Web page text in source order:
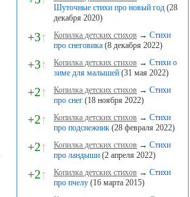
Шуточные стихи про новый год (28
декабря 2020)
+3↑ Копилка детских стихов → Стихи
про снеговика (8 декабря 2022)
+3↑ Копилка детских стихов → Стихи о
зиме для малышей (31 мая 2022)
+2↑ Копилка детских стихов → Стихи
про снег (18 ноября 2022)
+2↑ Копилка детских стихов → Стихи
про подснежник (28 февраля 2022)
+2↑ Копилка детских стихов → Стихи
про ландыши (2 апреля 2022)
+2↑ Копилка детских стихов → Стихи
про пчелу (16 марта 2015)